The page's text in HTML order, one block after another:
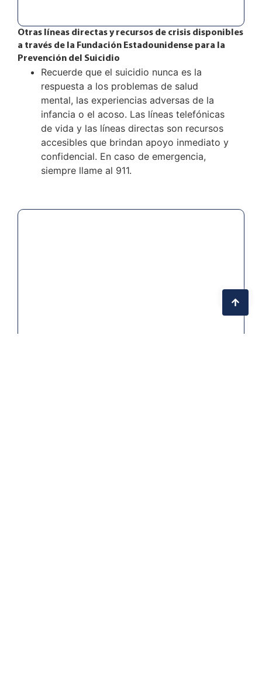
Otras líneas directas y recursos de crisis disponibles
a través de la Fundación Estadounidense para la
Prevención del Suicidio
Recuerde que el suicidio nunca es la
respuesta a los problemas de salud
mental, las experiencias adversas de la
infancia o el acoso. Las líneas telefónicas
de vida y las líneas directas son recursos
accesibles que brindan apoyo inmediato y
confidencial. En caso de emergencia,
siempre llame al 911.